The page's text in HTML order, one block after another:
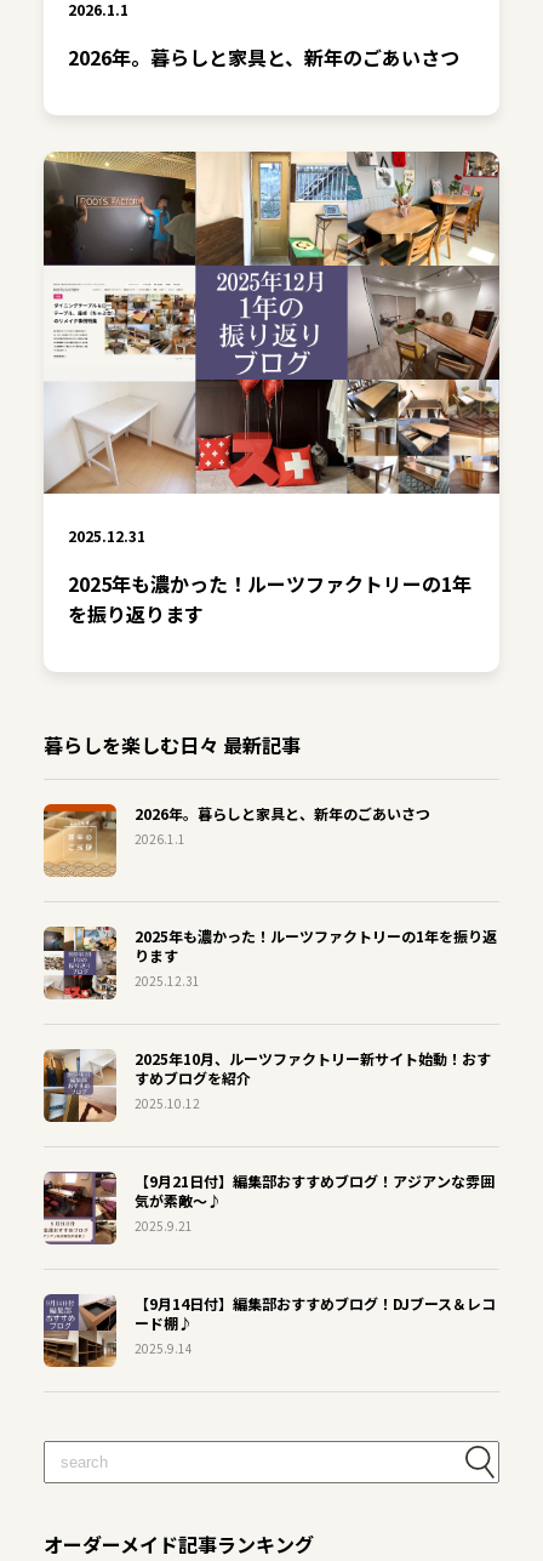
2026.1.1
2026年。暮らしと家具と、新年のごあいさつ
2025.12.31
2025年も濃かった！ルーツファクトリーの1年
を振り返ります
暮らしを楽しむ日々 最新記事
2026年。暮らしと家具と、新年のごあいさつ
2026.1.1
2025年も濃かった！ルーツファクトリーの1年を振り返
ります
2025.12.31
2025年10月、ルーツファクトリー新サイト始動！おす
すめブログを紹介
2025.10.12
【9月21日付】編集部おすすめブログ！アジアンな雰囲
気が素敵～♪
2025.9.21
【9月14日付】編集部おすすめブログ！DJブース＆レコ
ード棚♪
2025.9.14
オーダーメイド記事ランキング